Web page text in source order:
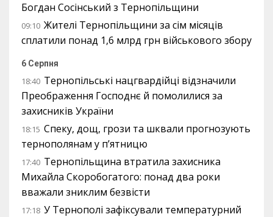
Богдан Сосінський з Тернопільщини
09:10 Жителі Тернопільщини за сім місяців
сплатили понад 1,6 млрд грн військового збору
6 Серпня
18:40 Тернопільські нацгвардійці відзначили
Преображення Господнє й помолилися за
захисників України
18:15 Спеку, дощ, грози та шквали прогнозують
тернополянам у п’ятницю
17:40 Тернопільщина втратила захисника
Михайла Скоробогатого: понад два роки
вважали зниклим безвісти
17:18 У Тернополі зафіксували температурний